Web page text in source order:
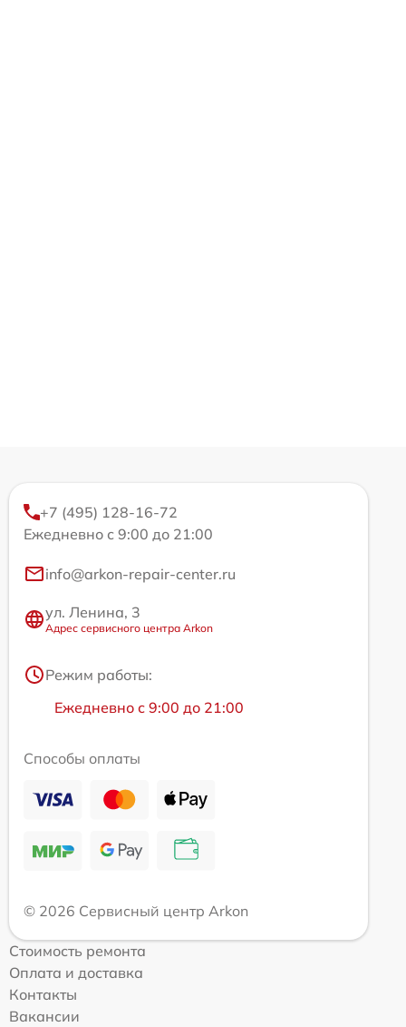
+7 (495) 128-16-72
Ежедневно с 9:00 до 21:00
info@arkon-repair-center.ru
ул. Ленина, 3
Адрес сервисного центра Arkon
Режим работы:
Ежедневно с 9:00 до 21:00
Способы оплаты
© 2026 Сервисный центр Arkon
Стоимость ремонта
Оплата и доставка
Контакты
Вакансии